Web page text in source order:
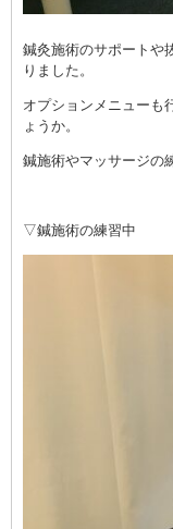
鍼灸施術のサポートや
りました。
オプションメニューも
ょうか。
鍼施術やマッサージの
▽鍼施術の練習中